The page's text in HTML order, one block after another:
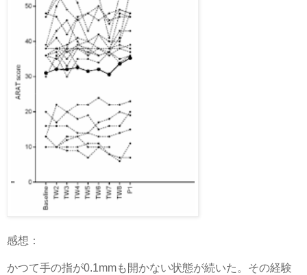
感想：
かつて手の指が0.1mmも開かない状態が続いた。その経験